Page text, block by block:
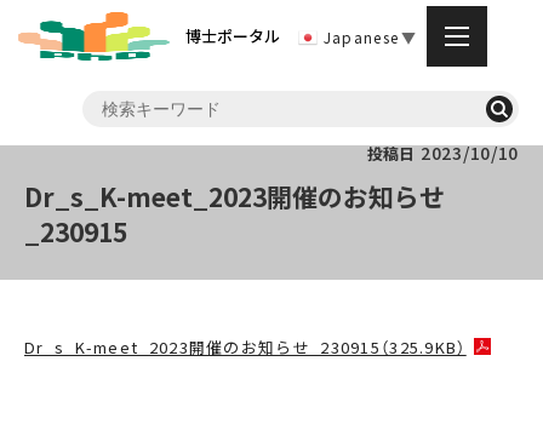
博士ポータル Japanese▼
投稿日 2023/10/10
Dr_s_K-meet_2023開催のお知らせ
_230915
Dr_s_K-meet_2023開催のお知らせ_230915（325.9KB）